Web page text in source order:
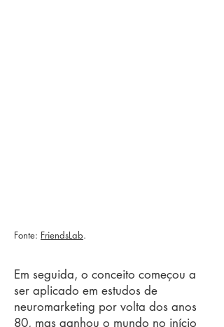
Fonte: FriendsLab.
Em seguida, o conceito começou a
ser aplicado em estudos de
neuromarketing por volta dos anos
80, mas ganhou o mundo no início